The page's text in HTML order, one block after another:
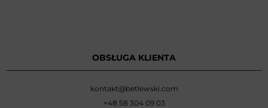
OBSŁUGA KLIENTA
kontakt@betlewski.com
+48 58 304 09 03